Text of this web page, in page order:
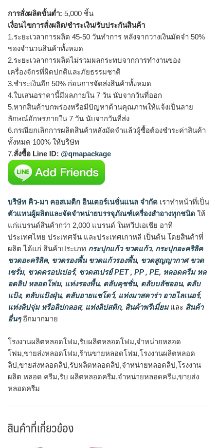
การสั่งผลิตขั้นต่ำ: 5,000 ชิ้น
เงื่อนไขการสั่งผลิต/ชำระเงิน/รับประกันสินค้า
1.ระยะเวลาการผลิต 45-50 วันทำการ หลังจากวางเงินมัดจำ 50%
ของจำนวนสินค้าทั้งหมด
2.ระยะเวลาการผลิตไม่รวมผลกระทบจากการทำงานของ
เครื่องจักรที่ผิดปกติและภัยธรรมชาติ
3.ชำระเงินอีก 50% ก่อนการจัดส่งสินค้าทั้งหมด
4.ใบเสนอราคานี้มีผลภายใน 7 วัน นับจากวันที่ออก
5.หากสินค้าบกพร่องหรือมีปัญหาด้านคุณภาพให้แจ้งเป็นลาย
ลักษณ์อักษรภายใน 7 วัน นับจากวันที่ส่ง
6.กรณียกเลิกการผลิตสินค้าหลังมัดจำแล้วผู้ซื้อต้องชำระค่าสินค้า
ทั้งหมด 100% ให้บริษัท
7.สั่งซื้อ Line ID: @qmapackage
บริษัท คิว-มา คอสเมติก อินเตอร์เนชั่นแนล จำกัด เราทำหน้าที่เป็น
ตัวแทนผู้ผลิตและจัดจำหน่ายบรรจุภัณฑ์เครื่องสำอางทุกชนิด ให้
แก่แบรนด์สินค้ากว่า 2,000 แบรนด์ ในทวีปเอเชีย อาทิ
ประเทศไทย ประเทศจีน และประเทศเกาหลี เป็นต้น โดยสินค้าที่
ผลิต ได้แก่ สินค้าประเภท กระปุกแก้ว ขวดแก้ว, กระปุกอะคริลิค
ขวดอะคริลิค, ขวดรองพื้น ขวดแก้วรองพื้น, ขวดสูญญากาศ ขวด
เซรั่ม, ขวดดรอปเปอร์, ขวดสเปรย์ PET , PP , PE, หลอดครีม หล
อดลิป หลอดโฟม, แท่งรองพื้น, ตลับคุชชั่น, ตลับบลัชออน, ตลับ
แป้ง, ตลับแป้งฝุ่น, ตลับอายแชโดว์, แท่งมาสคาร่า อายไลเนอร์,
แท่งลิปจุ่ม หรือลิปกลอส, แท่งลิปสติก, สินค้าพรีเมี่ยมและ สินค้า
อื่นๆอีกมากมาย
โรงงานผลิตหลอดโฟม,รับผลิตหลอดโฟม,จำหน่ายหลอด
โฟม,ขายส่งหลอดโฟม,ร้านขายหลอดโฟม,โรงงานผลิตหลอด
ลิป,ขายส่งหลอดลิป,รับผลิตหลอดลิป,จำหน่ายหลอดลิป,โรงงาน
ผลิต หลอด ครีม,รับ ผลิตหลอดครีม,จำหน่ายหลอดครีม,ขายส่ง
หลอดครีม
สินค้าที่เกี่ยวข้อง